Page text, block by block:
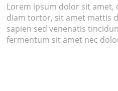
Lorem ipsum dolor sit amet,
diam tortor, sit amet mattis
sapien sed venenatis
fermentum sit amet nec